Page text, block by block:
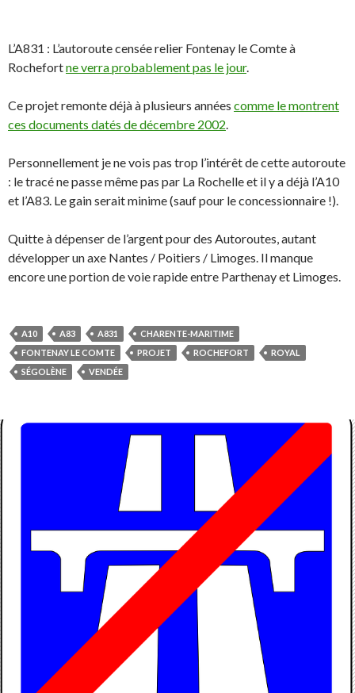
L’A831 : L’autoroute censée relier Fontenay le Comte à
Rochefortne verra probablement pas le jour.
Ce projet remonte déjà à plusieurs années comme le montrent
ces documents datés de décembre 2002
Personnellement je ne vois pas trop l’intérêt de cette autoroute
: le tracé ne passe même pas par La Rochelle et il y a déjà l’A10
et l’A83. Le gain serait minime (sauf pour le concessionnaire !).
Quitte à dépenser de l’argent pour des Autoroutes, autant
développer un axe Nantes / Poitiers / Limoges. Il manque
encore une portion de voie rapide entre Parthenay et Limoges.
A10 A83 A831
CHARENTE-MARITIME
FONTENAY LE COMTE
PROJET ROCHEFORT
ROYAL
SÉGOLÈNE
VENDÉE